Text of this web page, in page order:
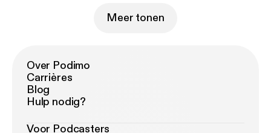
Meer tonen
Over Podimo
Carrières
Blog
Hulp nodig?
Voor Podcasters